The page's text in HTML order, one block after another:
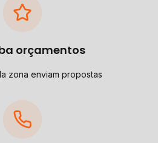
orçamentos
zona enviam propostas